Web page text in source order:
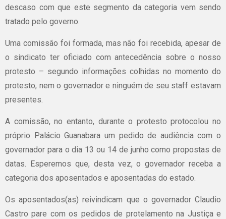
descaso com que este segmento da categoria vem sendo
tratado pelo governo.
Uma comissão foi formada, mas não foi recebida, apesar de
o sindicato ter oficiado com antecedência sobre o nosso
protesto – segundo informações colhidas no momento do
protesto, nem o governador e ninguém de seu staff estavam
presentes.
A comissão, no entanto, durante o protesto protocolou no
próprio Palácio Guanabara um pedido de audiência com o
governador para o dia 13 ou 14 de junho como propostas de
datas. Esperemos que, desta vez, o governador receba a
categoria dos aposentados e aposentadas do estado.
Os aposentados(as) reivindicam que o governador Claudio
Castro pare com os pedidos de protelamento na Justiça e